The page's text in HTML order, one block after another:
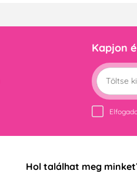
Kapjon
Hol találhat meg